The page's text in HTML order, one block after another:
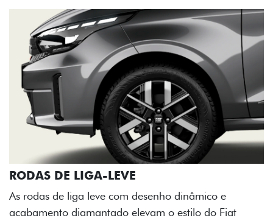
RODAS DE LIGA-LEVE
As rodas de liga leve com desenho dinâmico e
acabamento diamantado elevam o estilo do Fiat